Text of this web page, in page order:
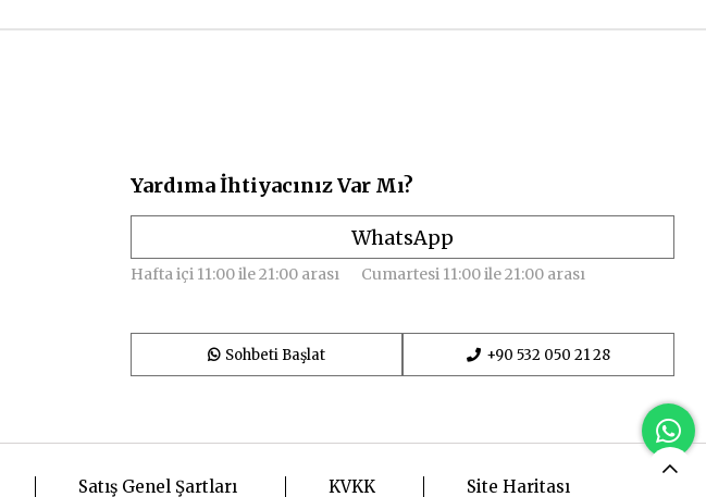
Yardıma İhtiyacınız Var Mı?
WhatsApp
Hafta içi 11:00 ile 21:00 arası Cumartesi 11:00 ile 21:00 arası
Sohbeti Başlat +90 532 050 21 28
Satış Genel Şartları KVKK Site Haritası